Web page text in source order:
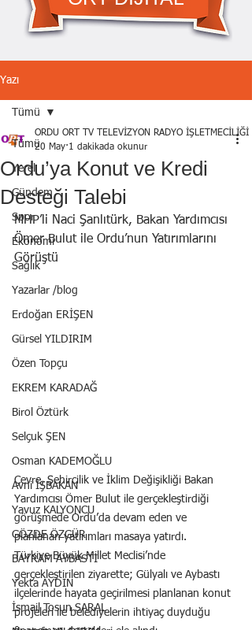
Yazı
Tümü
Yerel
Gündem
Spor
Ekonomi
Sağlık
Yazarlar /blog
Erdoğan ERİŞEN
Gürsel YILDIRIM
Özen Topçu
EKREM KARADAĞ
Birol Öztürk
Selçuk ŞEN
Osman KADEMOĞLU
Avni İŞBAKAN
Yavuz KALYONCU
GÖZDE ÖZGÜR
BAYRAM AYBASTI
Yekta AYDIN
İsmail Tosun SARAL
Tümü
Ordu’ya Konut ve Kredi
Desteği Talebi
ORDU ORT TV TELEVİZYON RADYO İŞLETMECİLİĞİ
20 May 1 dakikada okunur
MHP’li Naci Şanlıtürk, Bakan Yardımcısı
Ömer Bulut ile Ordu’nun Yatırımlarını
Görüştü
Çevre, Şehircilik ve İklim Değişikliği Bakan
Yardımcısı Ömer Bulut ile gerçekleştirdiği
görüşmede Ordu’da devam eden ve
planlanan yatırımları masaya yatırdı.
Türkiye Büyük Millet Meclisi’nde
gerçekleştirilen ziyarette; Gülyalı ve Aybastı
ilçelerinde hayata geçirilmesi planlanan konut
projeleri ile belediyelerin ihtiyaç duyduğu